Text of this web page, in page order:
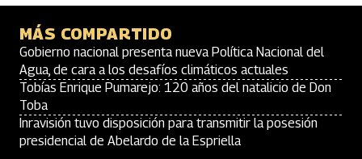
MÁS COMPARTIDO
Gobierno nacional presenta nueva Política Nacional del
Agua, de cara a los desafíos climáticos actuales
Tobías Enrique Pumarejo: 120 años del natalicio de Don
Toba
Inravisión tuvo disposición para transmitir la posesión
presidencial de Abelardo de la Espriella